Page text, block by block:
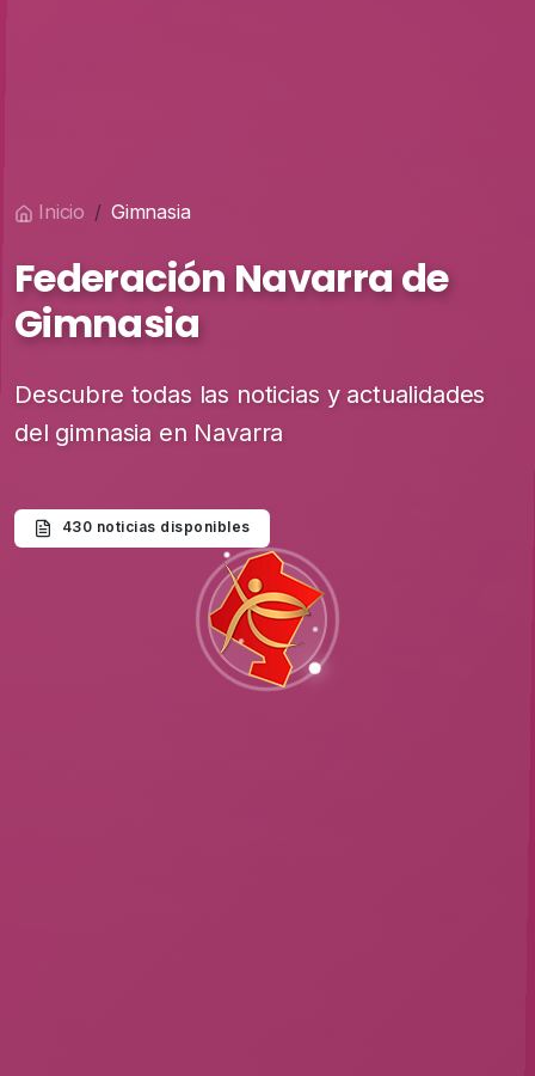
Inicio Gimnasia
Federación Navarra de
Gimnasia
Descubre todas las noticias y actualidades
del gimnasia en Navarra
430 noticias disponibles